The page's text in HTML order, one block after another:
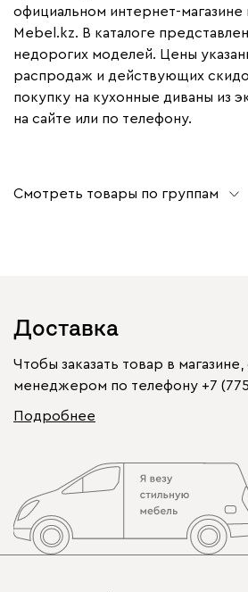
официальном интернет-магазине
Mebel.kz. В каталоге
недорогих моделей. Цены
распродаж и действующих
покупку на кухонные диваны из
на сайте или по телефону.
Смотреть товары по группам
Доставка
Чтобы заказать товар в
менеджером по телефону +7
Подробнее